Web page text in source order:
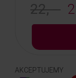
22, -
AKCEPTUJEMY